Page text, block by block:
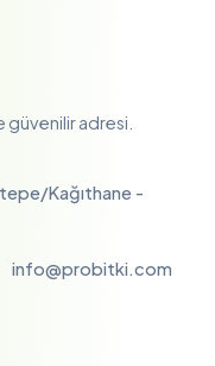
adresi.
Kağıthane -
info@probitki.com